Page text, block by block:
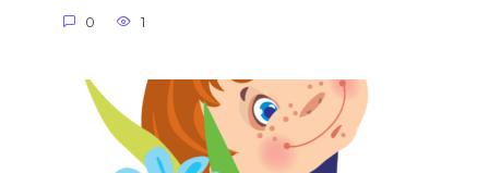
0 1